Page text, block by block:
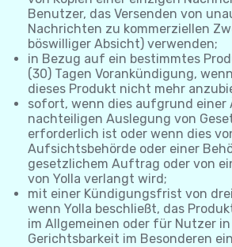
Benutzer, das Versenden von
Nachrichten zu kommerziellen
böswilliger Absicht) verwenden;
in Bezug auf ein bestimmtes
(30) Tagen Vorankündigung,
dieses Produkt nicht mehr
sofort, wenn dies aufgrund einer
nachteiligen Auslegung von
erforderlich ist oder wenn dies
Aufsichtsbehörde oder einer
gesetzlichem Auftrag oder von
von Yolla verlangt wird;
mit einer Kündigungsfrist von
wenn Yolla beschließt, das
im Allgemeinen oder für Nutzer
Gerichtsbarkeit im Besonderen